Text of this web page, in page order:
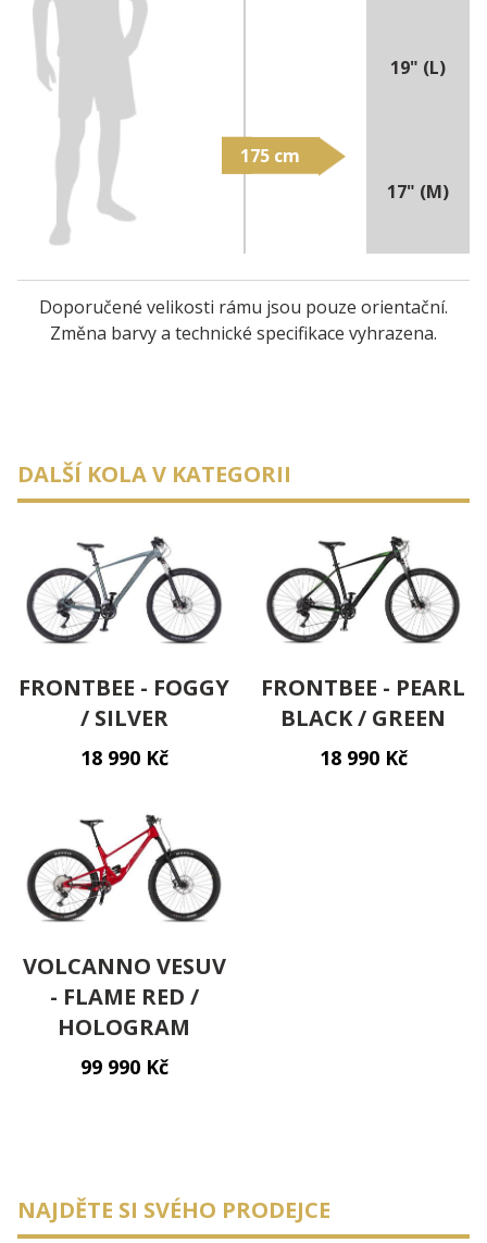
19" (L)
17" (M)
Doporučené velikosti rámu jsou pouze orientační.
Změna barvy a technické specifikace vyhrazena.
DALŠÍ KOLA V KATEGORII
FRONTBEE - FOGGY
/ SILVER
18 990 Kč
FRONTBEE - PEARL
BLACK / GREEN
18 990 Kč
VOLCANNO VESUV
- FLAME RED /
HOLOGRAM
99 990 Kč
NAJDĚTE SI SVÉHO PRODEJCE